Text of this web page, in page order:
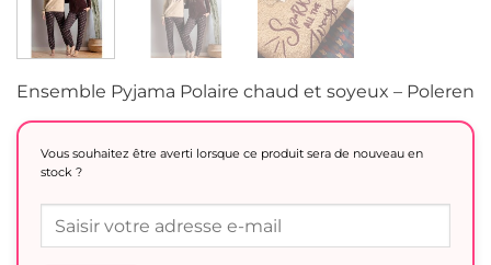
Ensemble Pyjama Polaire chaud et soyeux – Poleren
Vous souhaitez être averti lorsque ce produit sera de nouveau en
stock ?